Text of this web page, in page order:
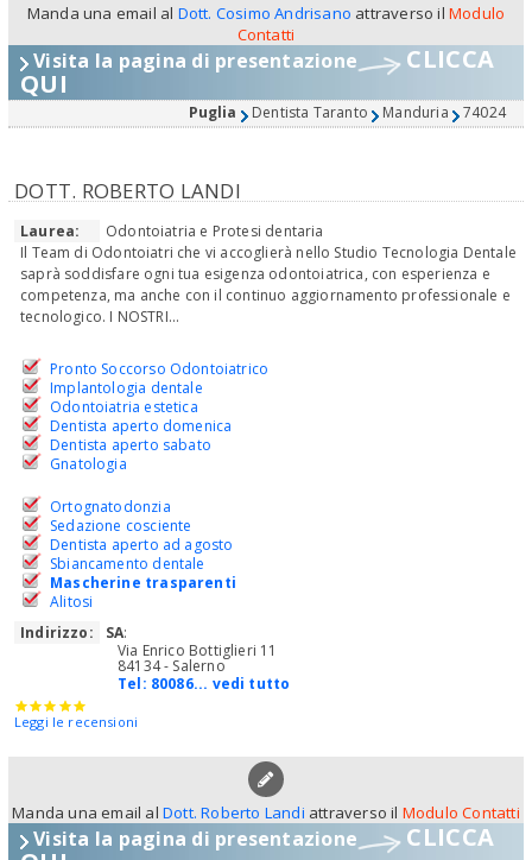
Manda una email al Dott. Cosimo Andrisano attraverso il Modulo
Contatti
Visita la pagina di presentazione CLICCA
QUI
Puglia Dentista Taranto Manduria 74024
DOTT. ROBERTO LANDI
Laurea:
Odontoiatria e Protesi dentaria
Il Team di Odontoiatri che vi accoglierà nello Studio Tecnologia Dentale
saprà soddisfare ogni tua esigenza odontoiatrica, con esperienza e
competenza, ma anche con il continuo aggiornamento professionale e
tecnologico. I NOSTRI...
Pronto Soccorso Odontoiatrico
Implantologia dentale
Odontoiatria estetica
Dentista aperto domenica
Dentista aperto sabato
Gnatologia
Ortognatodonzia
Sedazione cosciente
Dentista aperto ad agosto
Sbiancamento dentale
Mascherine trasparenti
Alitosi
Indirizzo:
SA:
Via Enrico Bottiglieri 11
84134 - Salerno
Tel: 80086... vedi tutto
Leggi le recensioni
Manda una email alDott. Roberto Landi attraverso il Modulo Contatti
Visita la pagina di presentazione CLICCA